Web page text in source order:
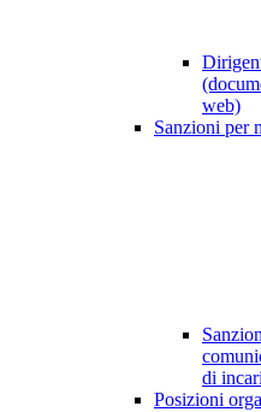
web)
Sanzioni per
di
Posizioni